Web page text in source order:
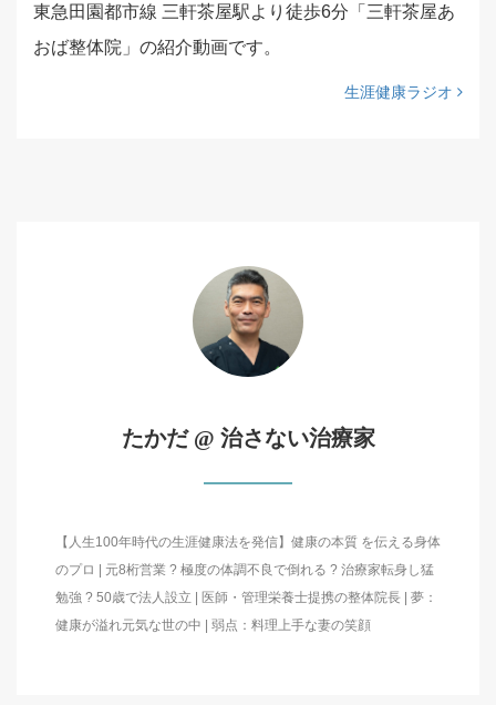
東急田園都市線 三軒茶屋駅より徒歩6分「三軒茶屋あ
おば整体院」の紹介動画です。
生涯健康ラジオ
たかだ @ 治さない治療家
【人生100年時代の生涯健康法を発信】健康の本質 を伝える身体
のプロ | 元8桁営業 ? 極度の体調不良で倒れる ? 治療家転身し猛
勉強 ? 50歳で法人設立 | 医師・管理栄養士提携の整体院長 | 夢：
健康が溢れ元気な世の中 | 弱点：料理上手な妻の笑顔